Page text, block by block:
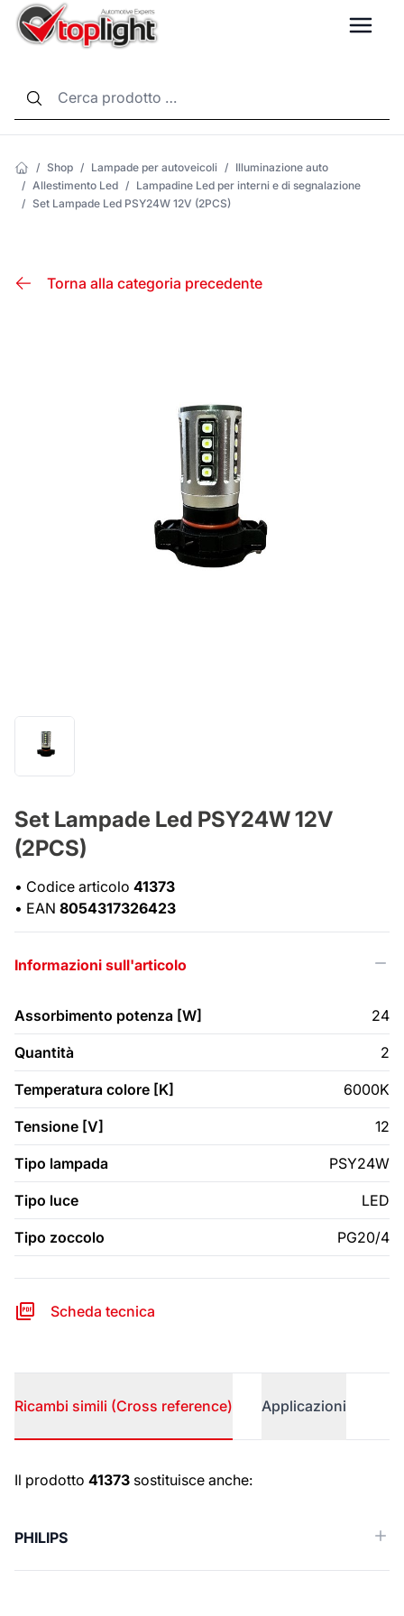
/ Shop / Lampade per autoveicoli / Illuminazione auto
/ Allestimento Led / Lampadine Led per interni e di segnalazione
/ Set Lampade Led PSY24W 12V (2PCS)
Torna alla categoria precedente
Set Lampade Led PSY24W 12V
(2PCS)
• Codice articolo 41373
• EAN 8054317326423
Informazioni sull'articolo
Assorbimento potenza [W] 24
Quantità 2
Temperatura colore [K] 6000K
Tensione [V] 12
Tipo lampada PSY24W
Tipo luce LED
Tipo zoccolo PG20/4
Scheda tecnica
Ricambi simili (Cross reference) Applicazioni
Ricambi simili (Cross reference)
Il prodotto 41373 sostituisce anche:
PHILIPS